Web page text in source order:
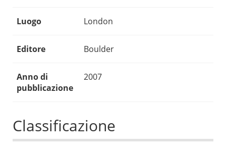
Luogo London
Editore Boulder
Anno di
pubblicazione
2007
Classificazione